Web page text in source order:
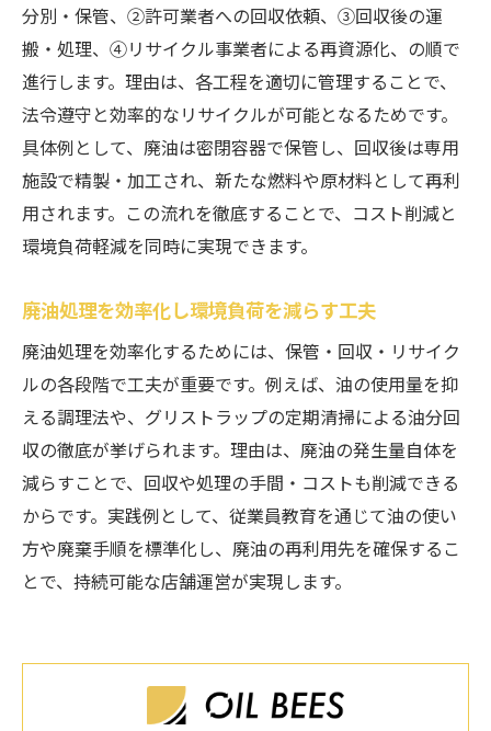
分別・保管、②許可業者への回収依頼、③回収後の運
搬・処理、④リサイクル事業者による再資源化、の順で
進行します。理由は、各工程を適切に管理することで、
法令遵守と効率的なリサイクルが可能となるためです。
具体例として、廃油は密閉容器で保管し、回収後は専用
施設で精製・加工され、新たな燃料や原材料として再利
用されます。この流れを徹底することで、コスト削減と
環境負荷軽減を同時に実現できます。
廃油処理を効率化し環境負荷を減らす工夫
廃油処理を効率化するためには、保管・回収・リサイク
ルの各段階で工夫が重要です。例えば、油の使用量を抑
える調理法や、グリストラップの定期清掃による油分回
収の徹底が挙げられます。理由は、廃油の発生量自体を
減らすことで、回収や処理の手間・コストも削減できる
からです。実践例として、従業員教育を通じて油の使い
方や廃棄手順を標準化し、廃油の再利用先を確保するこ
とで、持続可能な店舗運営が実現します。